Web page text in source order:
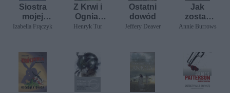
Siostra
mojej
siostry
Izabella Frączyk
Z Krwi i
Ognia.
Tom 3.
Henryk Tur
Ostatni
dowód
Jeffery Deaver
Jak
zostać
hrabiną
Annie Burrows